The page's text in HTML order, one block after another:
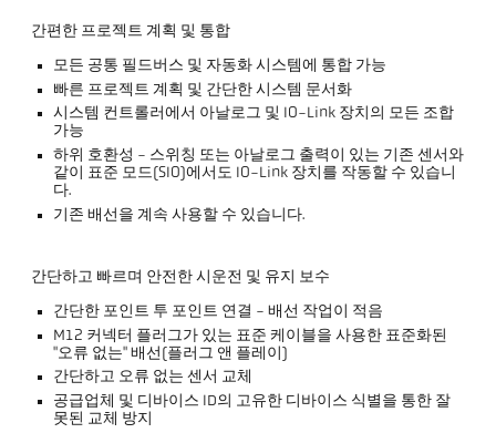
간편한 프로젝트 계획 및 통합
모든 공통 필드버스 및 자동화 시스템에 통합 가능
빠른 프로젝트 계획 및 간단한 시스템 문서화
시스템 컨트롤러에서 아날로그 및 IO-Link 장치의 모든 조합
가능
하위 호환성 - 스위칭 또는 아날로그 출력이 있는 기존 센서와
같이 표준 모드(SIO)에서도 IO-Link 장치를 작동할 수 있습니
다.
기존 배선을 계속 사용할 수 있습니다.
간단하고 빠르며 안전한 시운전 및 유지 보수
간단한 포인트 투 포인트 연결 - 배선 작업이 적음
M12 커넥터 플러그가 있는 표준 케이블을 사용한 표준화된
"오류 없는" 배선(플러그 앤 플레이)
간단하고 오류 없는 센서 교체
공급업체 및 디바이스 ID의 고유한 디바이스 식별을 통한 잘
못된 교체 방지